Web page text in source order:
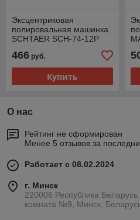
Эксцентриковая
полировальная машинка
SCHTAER SCH-74-12P
466 руб.
Купить
О нас
Рейтинг не сформирован
Менее 5 отзывов за
Работает с 08.02.2024
г. Минск
220006 Республика
комната №9, Минск,